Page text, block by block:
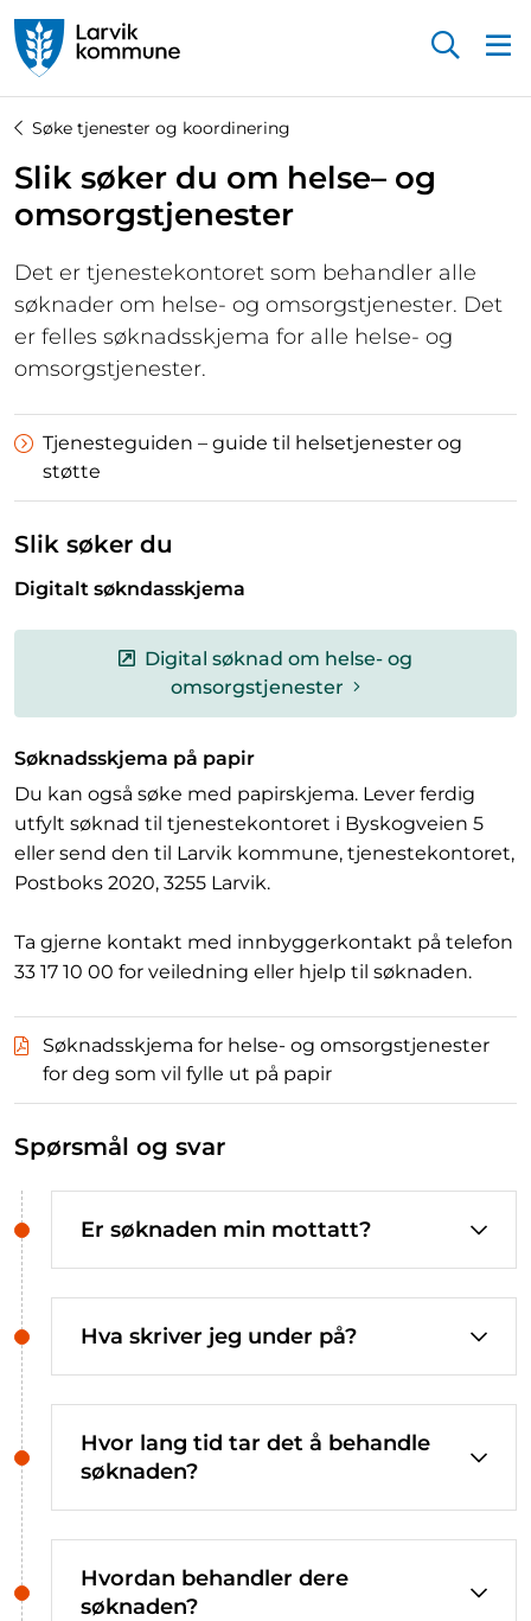
Søke tjenester og koordinering
Slik søker du om helse– og
omsorgstjenester
Det er tjenestekontoret som behandler alle
søknader om helse- og omsorgstjenester. Det
er felles søknadsskjema for alle helse- og
omsorgstjenester.
Tjenesteguiden – guide til helsetjenester og
støtte
Slik søker du
Digitalt søkndasskjema
Digital søknad om helse- og
omsorgstjenester
Søknadsskjema på papir
Du kan også søke med papirskjema. Lever ferdig
utfylt søknad til tjenestekontoret i Byskogveien 5
eller send den til Larvik kommune, tjenestekontoret,
Postboks 2020, 3255 Larvik.
Ta gjerne kontakt med innbyggerkontakt på telefon
33 17 10 00 for veiledning eller hjelp til søknaden.
Søknadsskjema for helse- og omsorgstjenester
for deg som vil fylle ut på papir
Spørsmål og svar
Er søknaden min mottatt?
Hva skriver jeg under på?
Hvor lang tid tar det å behandle
søknaden?
Hvordan behandler dere
søknaden?